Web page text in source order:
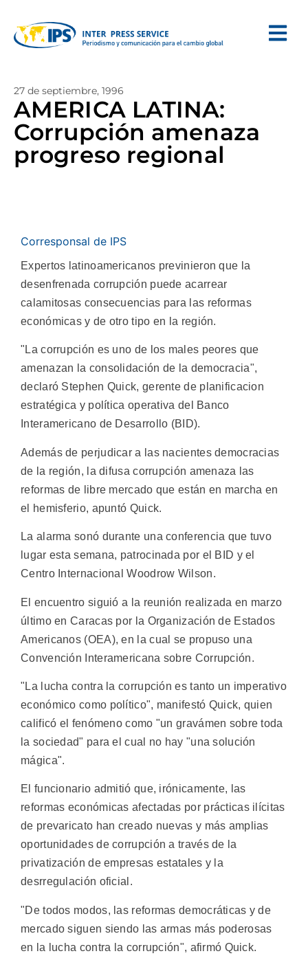
27 de septiembre, 1996
AMERICA LATINA:
Corrupción amenaza
progreso regional
Corresponsal de IPS
Expertos latinoamericanos previnieron que la
desenfrenada corrupción puede acarrear
calamitosas consecuencias para las reformas
económicas y de otro tipo en la región.
"La corrupción es uno de los males peores que
amenazan la consolidación de la democracia",
declaró Stephen Quick, gerente de planificacion
estratégica y política operativa del Banco
Interamericano de Desarrollo (BID).
Además de perjudicar a las nacientes democracias
de la región, la difusa corrupción amenaza las
reformas de libre mercado que están en marcha en
el hemisferio, apuntó Quick.
La alarma sonó durante una conferencia que tuvo
lugar esta semana, patrocinada por el BID y el
Centro Internacional Woodrow Wilson.
El encuentro siguió a la reunión realizada en marzo
último en Caracas por la Organización de Estados
Americanos (OEA), en la cual se propuso una
Convención Interamericana sobre Corrupción.
"La lucha contra la corrupción es tanto un imperativo
económico como político", manifestó Quick, quien
calificó el fenómeno como "un gravámen sobre toda
la sociedad" para el cual no hay "una solución
mágica".
El funcionario admitió que, irónicamente, las
reformas económicas afectadas por prácticas ilícitas
de prevaricato han creado nuevas y más amplias
oportunidades de corrupción a través de la
privatización de empresas estatales y la
desrregulación oficial.
"De todos modos, las reformas democráticas y de
mercado siguen siendo las armas más poderosas
en la lucha contra la corrupción", afirmó Quick.